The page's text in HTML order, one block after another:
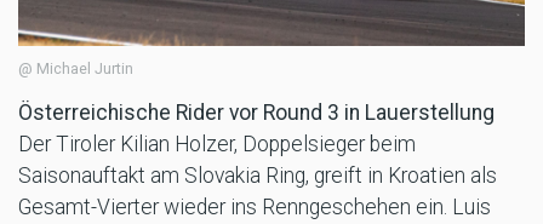
@ Michael Jurtin
Österreichische Rider vor Round 3 in Lauerstellung
Der Tiroler Kilian Holzer, Doppelsieger beim
Saisonauftakt am Slovakia Ring, greift in Kroatien als
Gesamt-Vierter wieder ins Renngeschehen ein. Luis